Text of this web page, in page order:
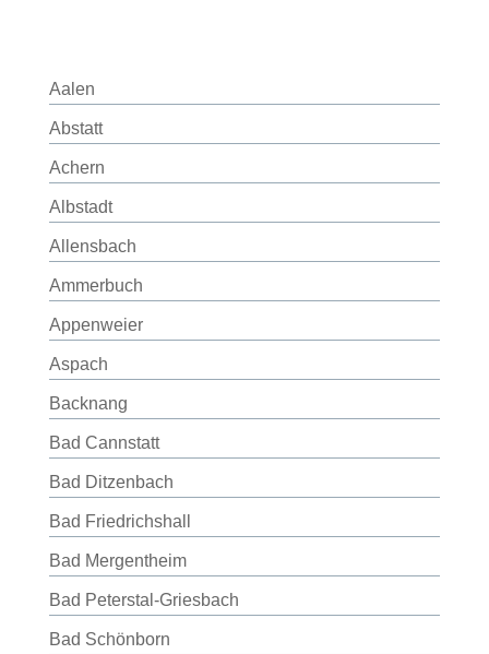
Aalen
Abstatt
Achern
Albstadt
Allensbach
Ammerbuch
Appenweier
Aspach
Backnang
Bad Cannstatt
Bad Ditzenbach
Bad Friedrichshall
Bad Mergentheim
Bad Peterstal-Griesbach
Bad Schönborn